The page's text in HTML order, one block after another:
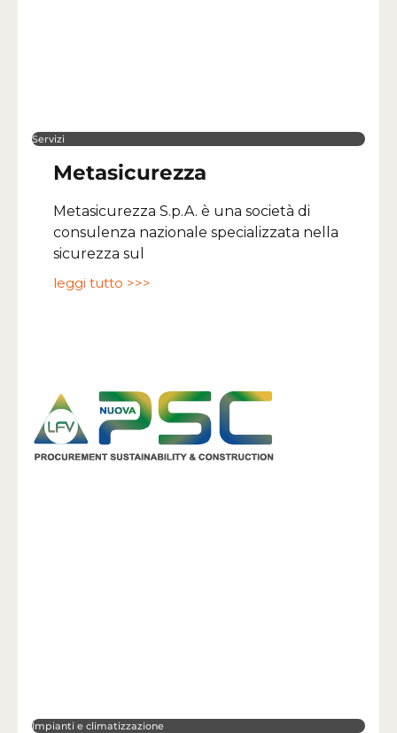
Servizi
Metasicurezza
Metasicurezza S.p.A. è una società di
consulenza nazionale specializzata nella
sicurezza sul
leggi tutto >>>
Impianti e climatizzazione